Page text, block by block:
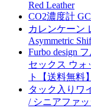
Red Leather
CO2濃度計
カレンケーン
Asymmetric
Furbo design
セックス ウォ
ト【送料無料
タック入りワ
/ シニアファ